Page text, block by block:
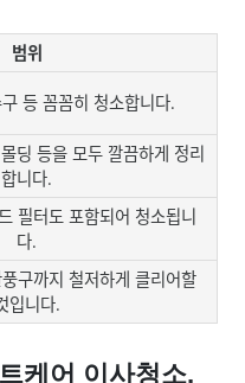
범위
등 꼼꼼히 청소합니다.
딩 등을 모두 깔끔하게 정리
합니다.
필터도 포함되어 청소됩니
다.
구까지 철저하게 클리어할
입니다.
케어 이사청소,